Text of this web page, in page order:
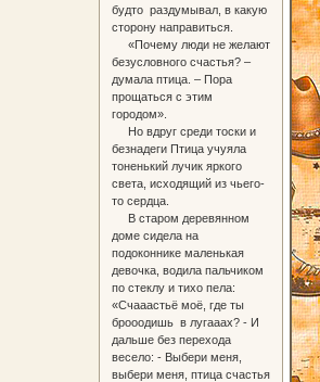
будто раздумывал, в какую
сторону направиться.
«Почему люди не желают
безусловного счастья? –
думала птица. – Пора
прощаться с этим
городом».
Но вдруг среди тоски и
безнадеги Птица учуяла
тоненький лучик яркого
света, исходящий из чьего-
то сердца.
В старом деревянном
доме сидела на
подоконнике маленькая
девочка, водила пальчиком
по стеклу и тихо пела:
«Счааастьё моё, где ты
брооодишь в лугааах? - И
дальше без перехода
весело: - Выбери меня,
выбери меня, птица счастья